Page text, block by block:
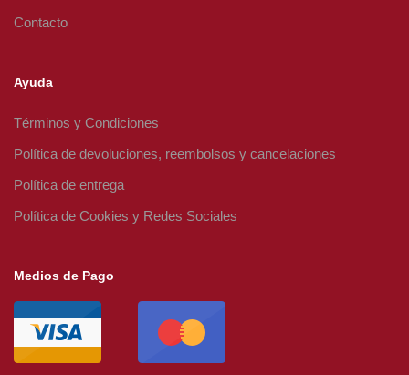
Contacto
Ayuda
Términos y Condiciones
Política de devoluciones, reembolsos y cancelaciones
Política de entrega
Política de Cookies y Redes Sociales
Medios de Pago